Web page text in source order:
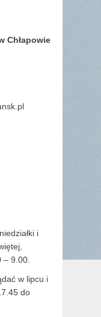
Chłapowie
i
9.00.
w lipcu i
do